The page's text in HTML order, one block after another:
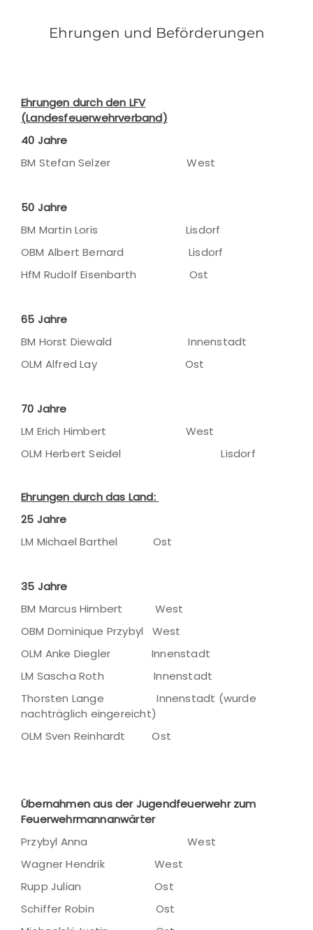
Ehrungen und Beförderungen
Ehrungen durch den LFV
(Landesfeuerwehrverband)
40 Jahre
BM Stefan Selzer West
50 Jahre
BM Martin Loris Lisdorf
OBM Albert Bernard Lisdorf
HfM Rudolf Eisenbarth Ost
65 Jahre
BM Horst Diewald Innenstadt
OLM Alfred Lay Ost
70 Jahre
LM Erich Himbert West
OLM Herbert Seidel Lisdorf
Ehrungen durch das Land:
25 Jahre
LM Michael Barthel Ost
35 Jahre
BM Marcus Himbert West
OBM Dominique Przybyl West
OLM Anke Diegler Innenstadt
LM Sascha Roth Innenstadt
Thorsten Lange Innenstadt (wurde
nachträglich eingereicht)
OLM Sven Reinhardt Ost
Übernahmen aus der Jugendfeuerwehr zum
Feuerwehrmannanwärter
Przybyl Anna West
Wagner Hendrik West
Rupp Julian Ost
Schiffer Robin Ost